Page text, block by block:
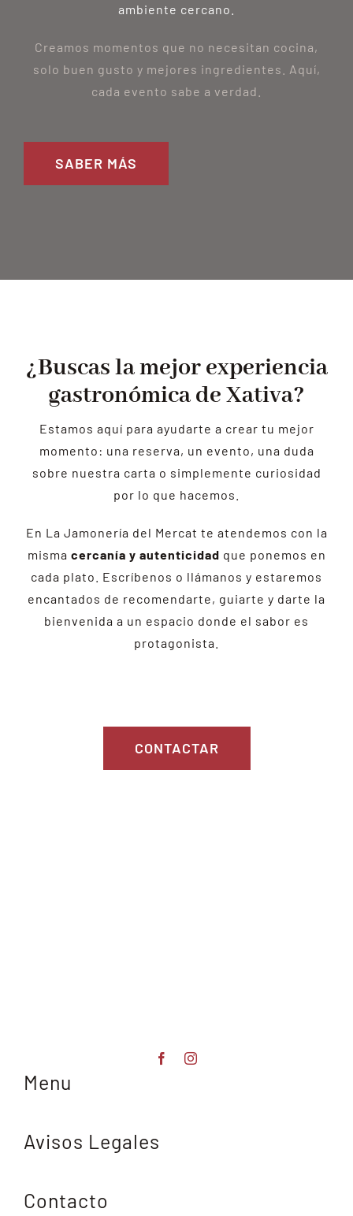
ambiente cercano.
Creamos momentos que no necesitan cocina,
solo buen gusto y mejores ingredientes. Aquí,
cada evento sabe a verdad.
SABER MÁS
¿Buscas la mejor experiencia
gastronómica de Xativa?
Estamos aquí para ayudarte a crear tu mejor
momento: una reserva, un evento, una duda
sobre nuestra carta o simplemente curiosidad
por lo que hacemos.
En La Jamonería del Mercat te atendemos con la
misma cercanía y autenticidad que ponemos en
cada plato. Escríbenos o llámanos y estaremos
encantados de recomendarte, guiarte y darte la
bienvenida a un espacio donde el sabor es
protagonista.
CONTACTAR
Menu
Avisos Legales
Contacto